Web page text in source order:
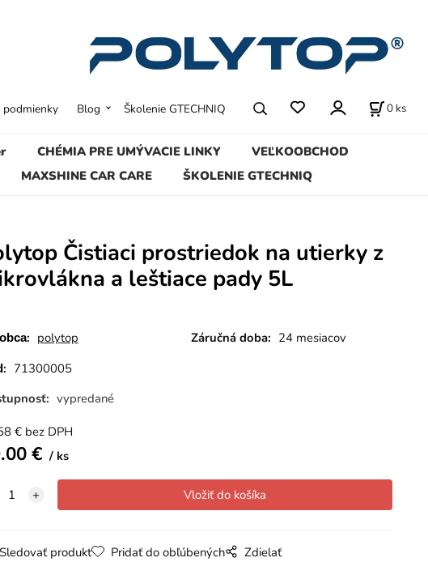
CHÉMIA PRE UMÝVACIE LINKY
VEĽKOOBCHOD
MAXSHINE CAR CARE ŠKOLENIE GTECHNIQ
Blog Školenie GTECHNIQ 0 ks
Čistiaci prostriedok na utierky z
a leštiace pady 5L
: polytop Záručná doba: 24 mesiacov
: 71300005
vypredané
€ bez DPH
€ ks
Sledovať produkt Pridať do obľúbených Zdielať